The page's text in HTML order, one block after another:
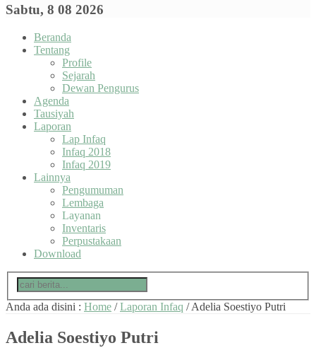
Sabtu, 8 08 2026
Beranda
Tentang
Profile
Sejarah
Dewan Pengurus
Agenda
Tausiyah
Laporan
Lap Infaq
Infaq 2018
Infaq 2019
Lainnya
Pengumuman
Lembaga
Layanan
Inventaris
Perpustakaan
Download
Anda ada disini : Home /Laporan Infaq /Adelia Soestiyo Putri
Adelia Soestiyo Putri